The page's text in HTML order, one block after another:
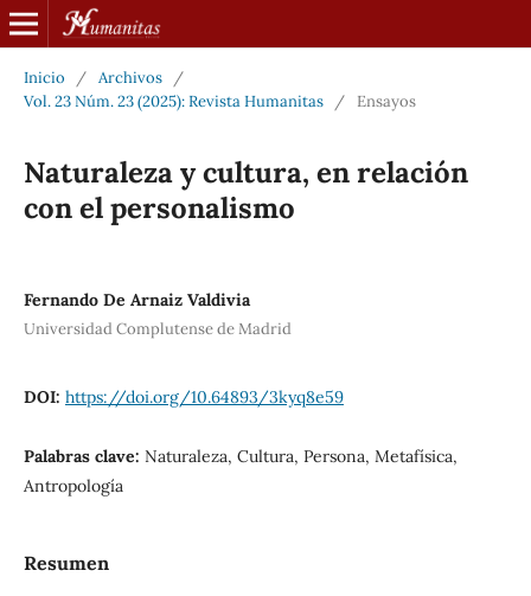
Inicio / Archivos
/
Vol. 23 Núm. 23 (2025): Revista Humanitas
/ Ensayos
Naturaleza y cultura, en relación
con el personalismo
Fernando De Arnaiz Valdivia
Universidad Complutense de Madrid
DOI: https://doi.org/10.64893/3kyq8e59
Palabras clave: Naturaleza, Cultura, Persona, Metafísica,
Antropología
Resumen